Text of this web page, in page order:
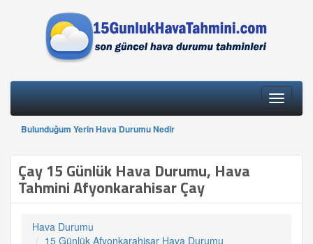
Toggle
Bulunduğum Yerin Hava Durumu Nedir
Çay 15 Günlük Hava Durumu, Hava
Tahmini Afyonkarahisar Çay
Hava Durumu
15 Günlük Afyonkarahisar Hava Durumu